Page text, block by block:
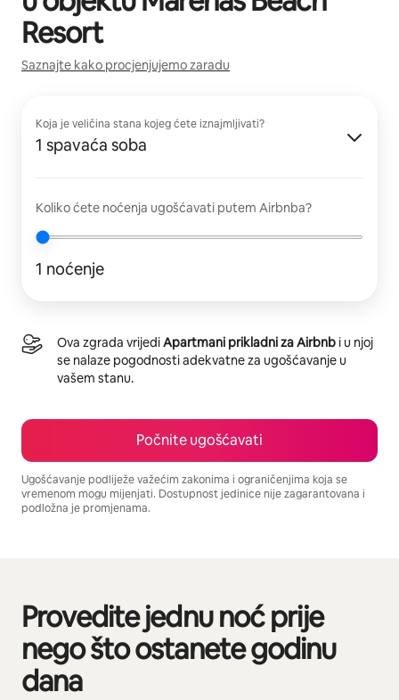
Resort
Saznajte kako procjenjujemo zaradu
Koja je veličina stana kojeg ćete iznajmljivati?
1 spavaća soba
Koliko ćete noćenja ugošćavati putem Airbnba?
1 noćenje
Ova zgrada vrijediApartmani prikladni za Airbnb i u njoj
se nalaze pogodnosti adekvatne za ugošćavanje u
vašem stanu.
Počnite ugošćavati
Ugošćavanje podliježe važećim zakonima i ograničenjima koja se
vremenom mogu mijenjati. Dostupnost jedinice nije zagarantovana i
podložna je promjenama.
Provedite jednu noć prije
nego što ostanete godinu
dana
Prikazano 0 od 0 stavki